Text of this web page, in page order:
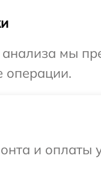
мы
операции.
и оплаты